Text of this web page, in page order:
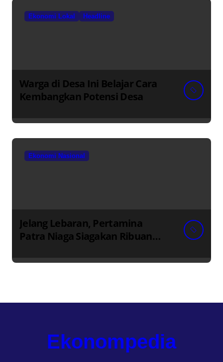
Ekonomi Lokal Headline
Warga di Desa Ini Belajar Cara
Kembangkan Potensi Desa
Ekonomi Nasional
Jelang Lebaran, Pertamina
Patra Niaga Siagakan Ribuan
Ekonompedia